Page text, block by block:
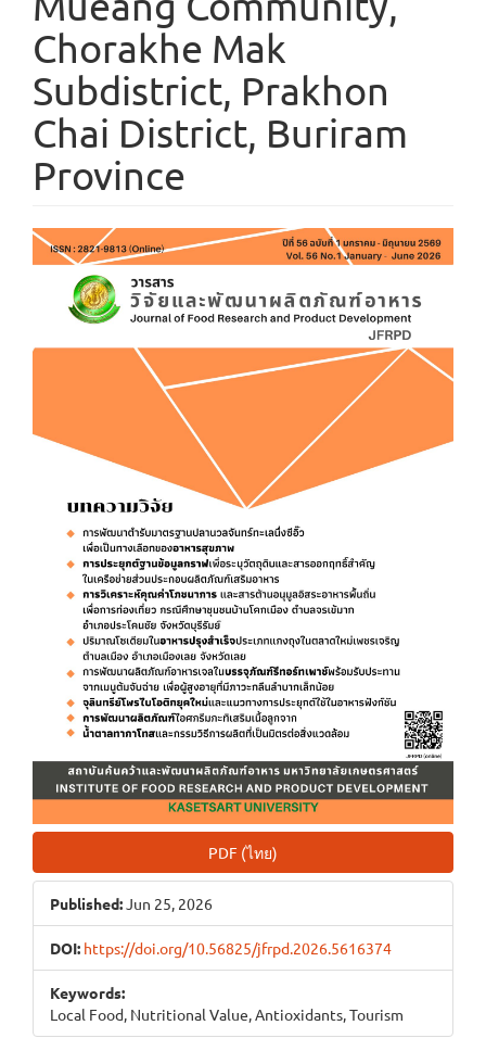
Chorakhe Mak
Subdistrict, Prakhon
Chai District, Buriram
Province
Article
Sidebar
PDF (ไทย)
Published:Jun 25, 2026
DOI: https://doi.org/10.56825/jfrpd.2026.5616374
Keywords:
Local Food, Nutritional Value, Antioxidants, Tourism